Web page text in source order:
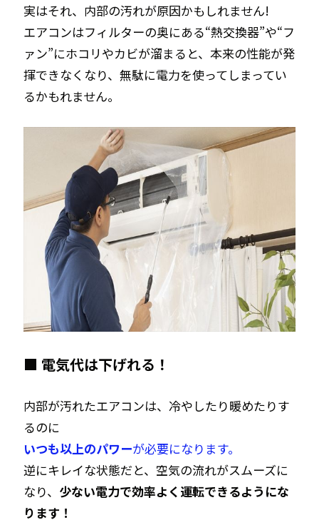
実はそれ、内部の汚れが原因かもしれません!
エアコンはフィルターの奥にある“熱交換器”や“フ
ァン”にホコリやカビが溜まると、本来の性能が発
揮できなくなり、無駄に電力を使ってしまってい
るかもれません。
■ 電気代は下げれる！
内部が汚れたエアコンは、冷やしたり暖めたりす
るのに
いつも以上のパワーが必要になります。
逆にキレイな状態だと、空気の流れがスムーズに
なり、 少ない電力で効率よく運転できるようにな
ります！